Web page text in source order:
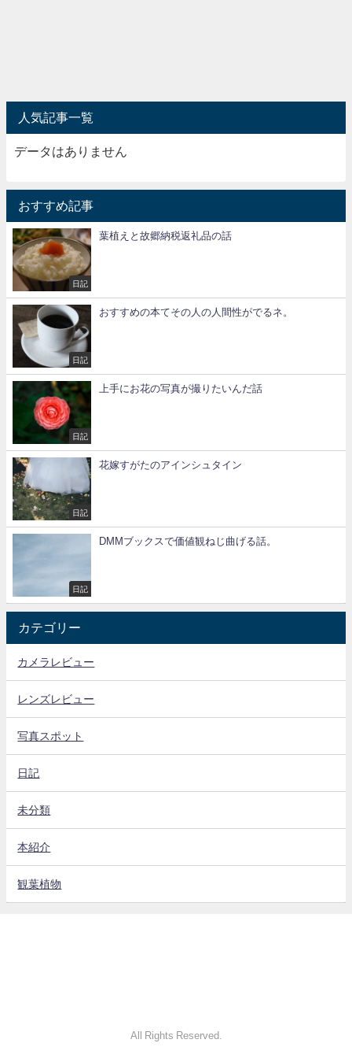
人気記事一覧
データはありません
おすすめ記事
日記
葉植えと故郷納税返礼品の話
日記
おすすめの本てその人の人間性がでるネ。
日記
上手にお花の写真が撮りたいんだ話
日記
花嫁すがたのアインシュタイン
日記
DMMブックスで価値観ねじ曲げる話。
カテゴリー
カメラレビュー
レンズレビュー
写真スポット
日記
未分類
本紹介
観葉植物
All Rights Reserved.